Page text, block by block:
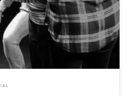
la Direction des Arts vivants et visuel et
du Conseil Départemental de la